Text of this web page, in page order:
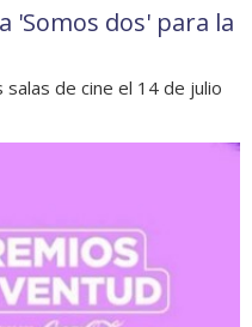
'Somos dos' para la
salas de cine el 14 de julio